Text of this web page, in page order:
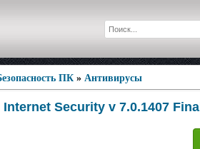
ПК » Антивирусы
Security v 7.0.1407 Final